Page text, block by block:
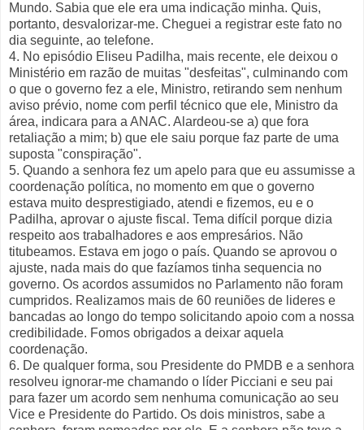
Mundo. Sabia que ele era uma indicação minha. Quis,
portanto, desvalorizar-me. Cheguei a registrar este fato no
dia seguinte, ao telefone.
4. No episódio Eliseu Padilha, mais recente, ele deixou o
Ministério em razão de muitas "desfeitas", culminando com
o que o governo fez a ele, Ministro, retirando sem nenhum
aviso prévio, nome com perfil técnico que ele, Ministro da
área, indicara para a ANAC. Alardeou-se a) que fora
retaliação a mim; b) que ele saiu porque faz parte de uma
suposta "conspiração".
5. Quando a senhora fez um apelo para que eu assumisse a
coordenação política, no momento em que o governo
estava muito desprestigiado, atendi e fizemos, eu e o
Padilha, aprovar o ajuste fiscal. Tema difícil porque dizia
respeito aos trabalhadores e aos empresários. Não
titubeamos. Estava em jogo o país. Quando se aprovou o
ajuste, nada mais do que fazíamos tinha sequencia no
governo. Os acordos assumidos no Parlamento não foram
cumpridos. Realizamos mais de 60 reuniões de lideres e
bancadas ao longo do tempo solicitando apoio com a nossa
credibilidade. Fomos obrigados a deixar aquela
coordenação.
6. De qualquer forma, sou Presidente do PMDB e a senhora
resolveu ignorar-me chamando o líder Picciani e seu pai
para fazer um acordo sem nenhuma comunicação ao seu
Vice e Presidente do Partido. Os dois ministros, sabe a